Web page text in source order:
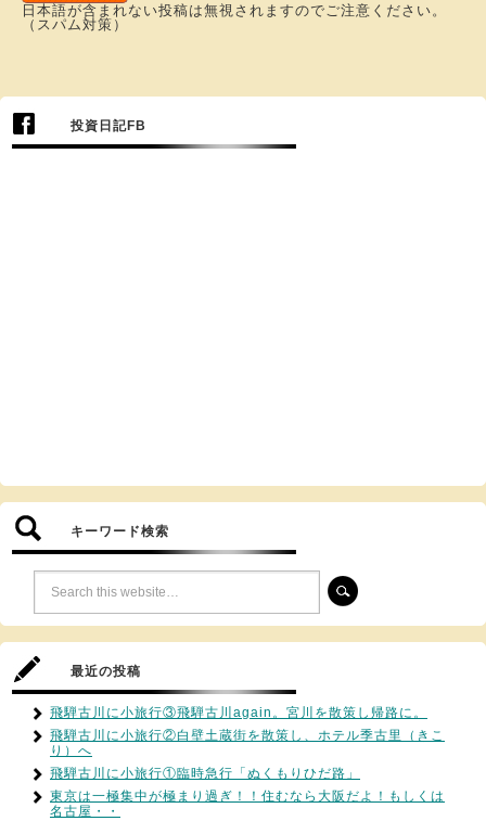
日本語が含まれない投稿は無視されますのでご注意ください。
（スパム対策）
投資日記FB
キーワード検索
最近の投稿
飛騨古川に小旅行③飛騨古川again。宮川を散策し帰路に。
飛騨古川に小旅行②白壁土蔵街を散策し、ホテル季古里（きこ
り）へ
飛騨古川に小旅行①臨時急行「ぬくもりひだ路」
東京は一極集中が極まり過ぎ！！住むなら大阪だよ！もしくは
名古屋・・